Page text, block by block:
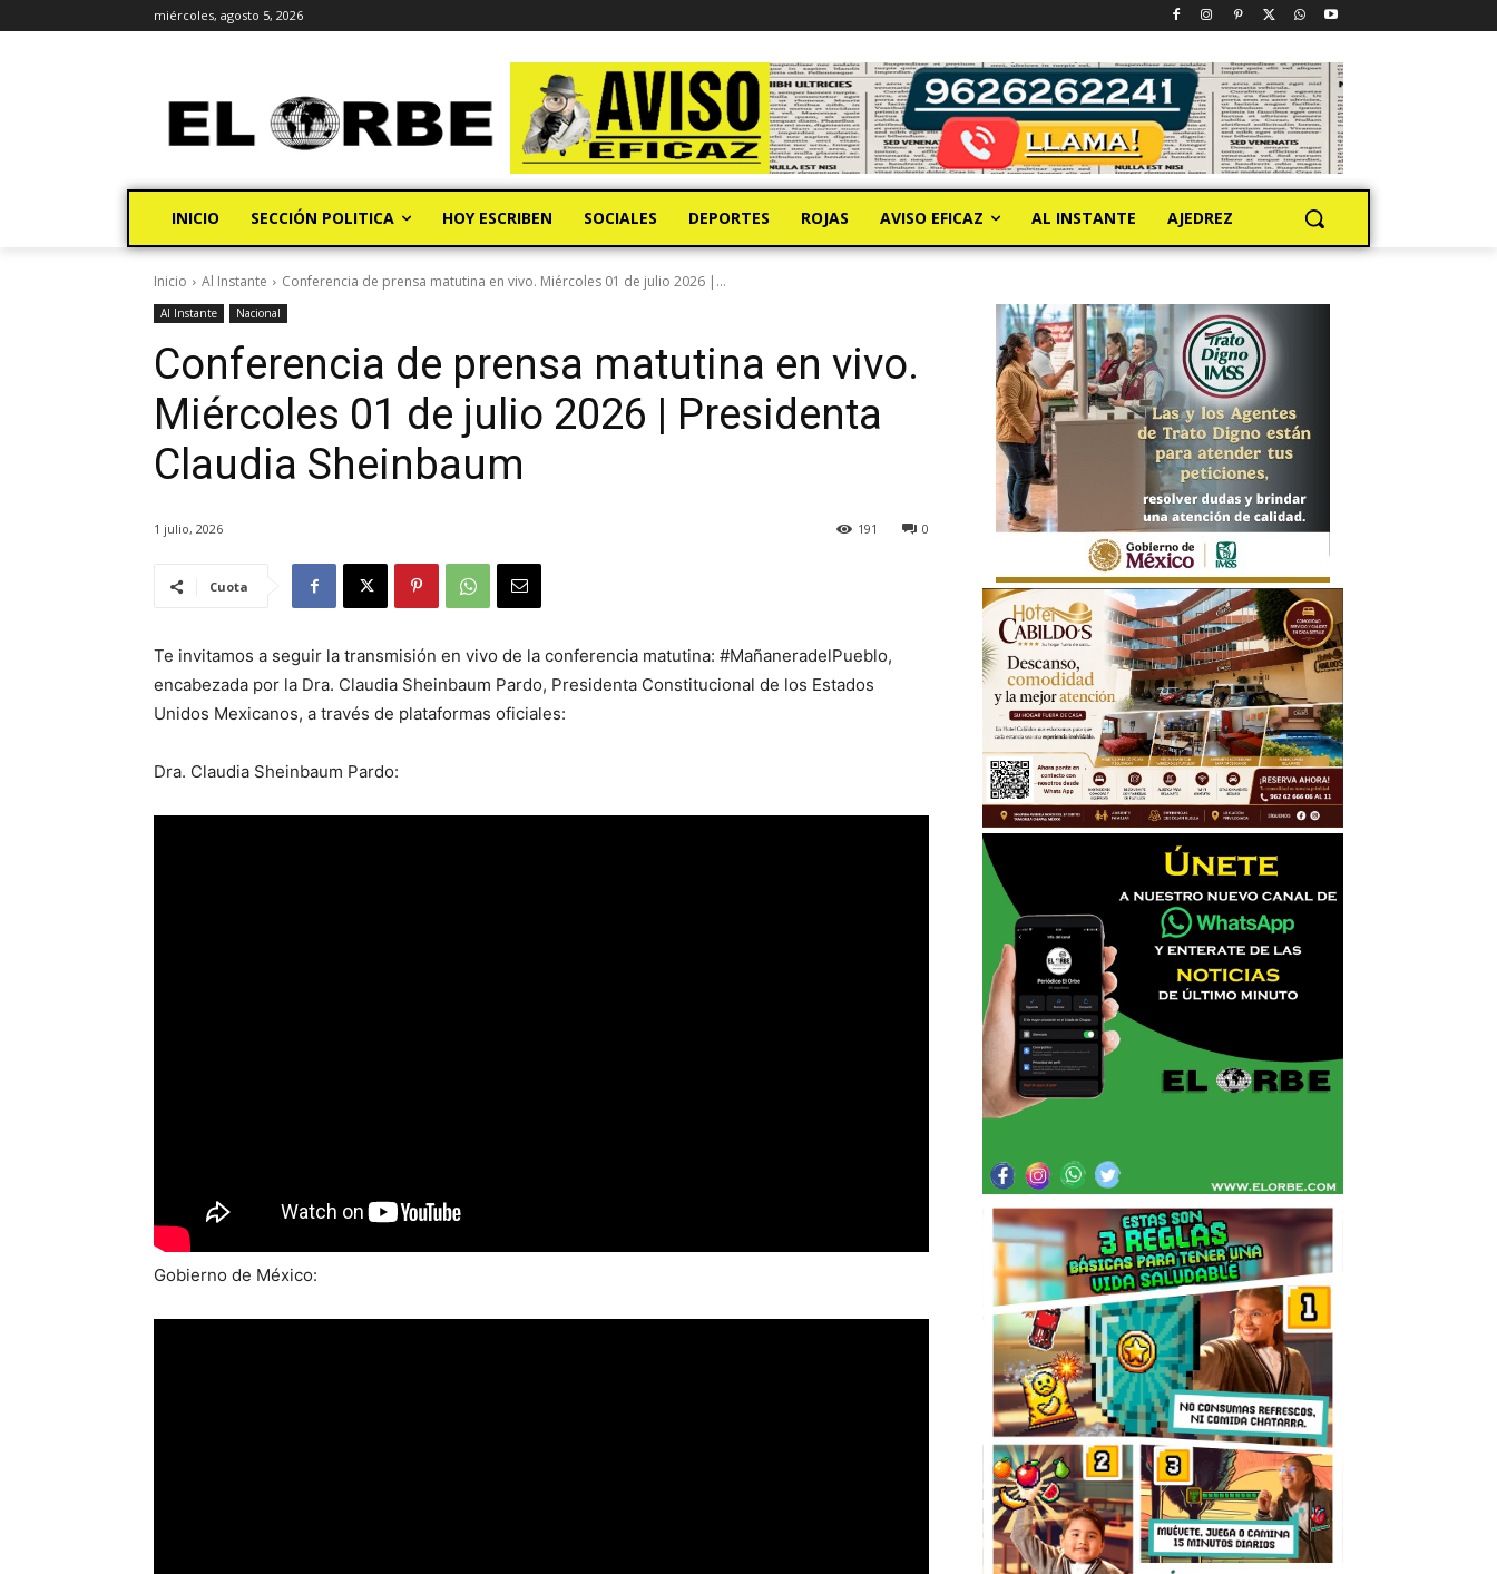
miércoles, agosto 5, 2026
INICIO SECCIÓN POLITICA HOY ESCRIBEN SOCIALES DEPORTES ROJAS AVISO EFICAZ AL INSTANTE AJEDREZ
Inicio Al Instante Conferencia de prensa matutina en vivo. Miércoles 01 de julio 2026 |...
Al Instante Nacional
Conferencia de prensa matutina en vivo.
Miércoles 01 de julio 2026 | Presidenta
Claudia Sheinbaum
1 julio, 2026 0
191
Cuota
Te invitamos a seguir la transmisión en vivo de la conferencia matutina: #MañaneradelPueblo,
encabezada por la Dra. Claudia Sheinbaum Pardo, Presidenta Constitucional de los Estados
Unidos Mexicanos, a través de plataformas oficiales:
Dra. Claudia Sheinbaum Pardo:
Gobierno de México: